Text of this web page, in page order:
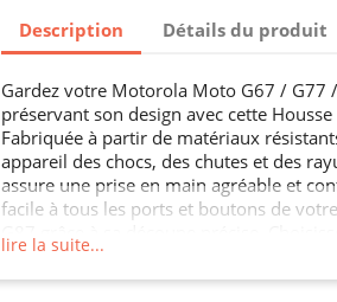
Description Détails du produit
Gardez votre Motorola Moto G67 / G77
préservant son design avec cette
Fabriquée à partir de matériaux
appareil des chocs, des chutes et des
assure une prise en main agréable et
facile à tous les ports et boutons de
pour préserver l'intégrité de votre
en ajoutant une touche de sophistication.
lire la suite...